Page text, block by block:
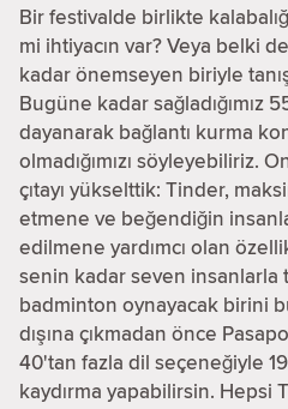
Bir festivalde birlikte
mi ihtiyacın var? Veya belki
kadar önemseyen biriyle
Bugüne kadar sağladığımız
dayanarak bağlantı kurma
olmadığımızı söyleyebiliriz.
çıtayı yükselttik: Tinder,
etmene ve beğendiğin
edilmene yardımcı olan
senin kadar seven insanlarla
badminton oynayacak birini
dışına çıkmadan önce
40'tan fazla dil seçeneğiyle
kaydırma yapabilirsin. Hepsi